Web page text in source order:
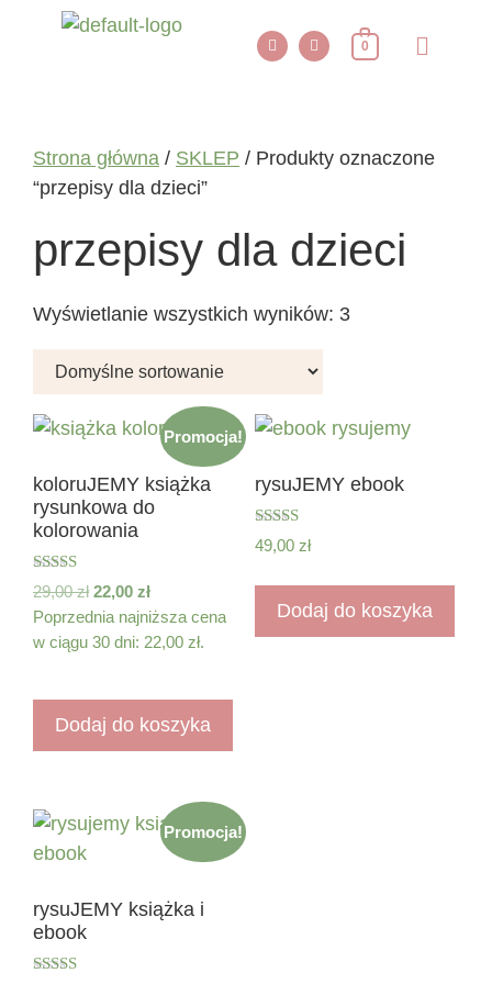
0
Strona główna / SKLEP / Produkty oznaczone
“przepisy dla dzieci”
przepisy dla dzieci
Wyświetlanie wszystkich wyników: 3
Promocja!
koloruJEMY książka
rysunkowa do
kolorowania
Oceniono
5.00
na 5
29,00zł 22,00 zł
Poprzednia najniższa cena
w ciągu 30 dni: 22,00 zł.
Dodaj do koszyka
rysuJEMY ebook
Oceniono
5.00
49,00 zł
Dodaj do koszyka
Promocja!
rysuJEMY książka i
ebook